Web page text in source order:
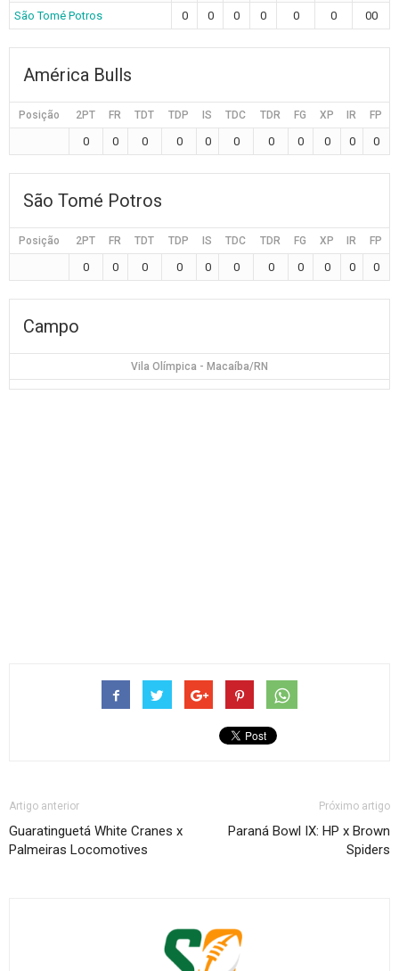
São Tomé Potros
0 0 0 0 0 0 00
América Bulls
Posição 2PT FR TDT TDP IS TDC TDR FG XP IR FP
0 0 0 0 0 0 0 0 0 0 0
São Tomé Potros
Posição 2PT FR TDT TDP IS TDC TDR FG XP IR FP
0 0 0 0 0 0 0 0 0 0 0
Campo
Vila Olímpica - Macaíba/RN
Artigo anterior
Guaratinguetá White Cranes x
Palmeiras Locomotives
Próximo artigo
Paraná Bowl IX: HP x Brown
Spiders